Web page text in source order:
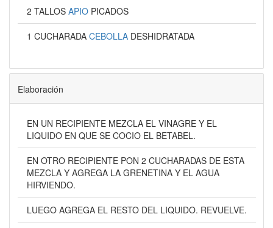
2 TALLOS APIO PICADOS
1 CUCHARADA CEBOLLA DESHIDRATADA
Elaboración
EN UN RECIPIENTE MEZCLA EL VINAGRE Y EL
LIQUIDO EN QUE SE COCIO EL BETABEL.
EN OTRO RECIPIENTE PON 2 CUCHARADAS DE ESTA
MEZCLA Y AGREGA LA GRENETINA Y EL AGUA
HIRVIENDO.
LUEGO AGREGA EL RESTO DEL LIQUIDO. REVUELVE.